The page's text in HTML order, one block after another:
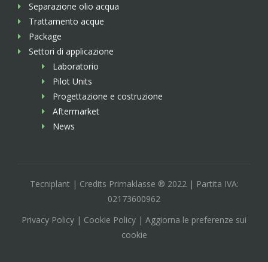
Separazione olio acqua
Trattamento acque
Package
Settori di applicazione
Laboratorio
Pilot Units
Progettazione e costruzione
Aftermarket
News
Tecniplant | Credits Primaklasse ® 2022 | Partita IVA:
02173600962
Privacy Policy | Cookie Policy | Aggiorna le preferenze sui
cookie